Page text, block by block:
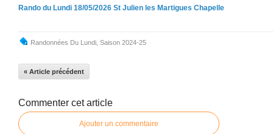
Rando du Lundi 18/05/2026 St Julien les Martigues Chapelle
Randonnées Du Lundi Saison 2024-25
« Article précédent
Commenter cet article
Ajouter un commentaire